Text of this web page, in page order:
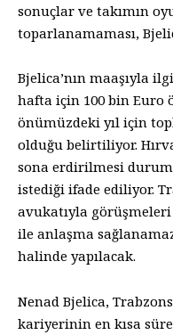
sonuçlar ve takımın
toparlanamaması,
Bjelica’nın maaşıyla
hafta için 100 bin Euro
önümüzdeki yıl için
olduğu belirtiliyor.
sona erdirilmesi
istediği ifade ediliyor.
avukatıyla
ile anlaşma
halinde yapılacak.
Nenad Bjelica,
kariyerinin en kısa